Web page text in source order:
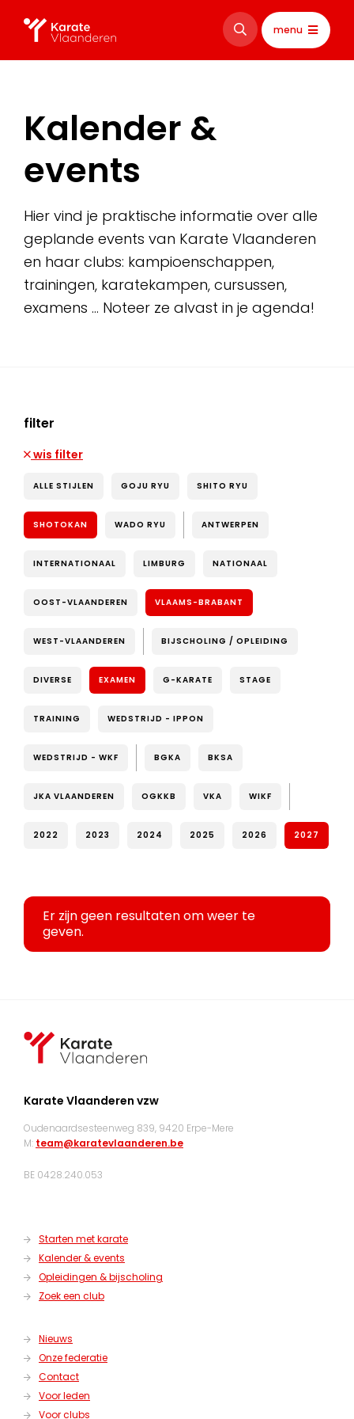
menu
Kalender &
events
Hier vind je praktische informatie over alle
geplande events van Karate Vlaanderen
en haar clubs: kampioenschappen,
trainingen, karatekampen, cursussen,
examens … Noteer ze alvast in je agenda!
filter
wis filter
ALLE STIJLEN GOJU RYU SHITO RYU
SHOTOKAN WADO RYU ANTWERPEN
INTERNATIONAAL LIMBURG NATIONAAL
OOST-VLAANDEREN VLAAMS-BRABANT
WEST-VLAANDEREN BIJSCHOLING / OPLEIDING
DIVERSE EXAMEN G-KARATE STAGE
TRAINING WEDSTRIJD - IPPON
WEDSTRIJD - WKF BGKA BKSA
JKA VLAANDEREN OGKKB VKA WIKF
2022 2023 2024 2025 2026 2027
Er zijn geen resultaten om weer te
geven.
Karate Vlaanderen vzw
Oudenaardsesteenweg 839, 9420 Erpe-Mere
M: team@karatevlaanderen.be
BE 0428.240.053
Starten met karate
Kalender & events
Opleidingen & bijscholing
Zoek een club
Nieuws
Onze federatie
Contact
Voor leden
Voor clubs